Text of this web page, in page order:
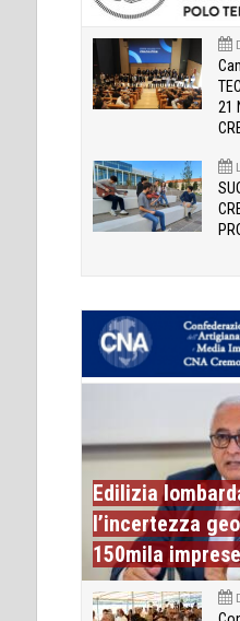
21
Edilizia
l’incertezza
150mila